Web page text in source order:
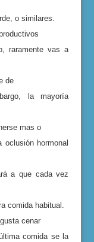
o similares.
raramente vas a
de
la mayoría
mas o
hormonal
a que cada vez
comida habitual.
cenar
comida se la